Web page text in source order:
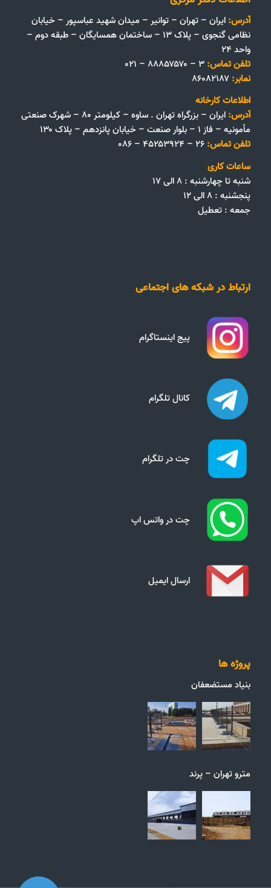
آدرس: ایران – تهران – توانیر – میدان شهید عباسپور – خیابان
نظامی گنجوی – پلاک ۱۳ – ساختمان همسایگان – طبقه دوم –
واحد ۲۴
تلفن تماس:
نمابر:
اطلاعات کارخانه
آدرس:
ایران – بزرگراه تهران . ساوه – کیلومتر ۸۰ – شهرک صنعتی
مأمونیه – فاز ۱ – بلوار صنعت – خیابان پانزدهم – پلاک ۱۳۰
تلفن تماس:
ساعات کاری
شنبه تا چهارشنبه : ۸ الی ۱۷
پنجشنبه : ۸ الی ۱۲
جمعه‌ :‌ تعطیل
ارتباط در شبکه های اجتماعی
پیج اینستاگرام
کانال تلگرام
چت در تلگرام
چت در واتس اپ
ارسال ایمیل
پروژه ها
بنیاد مستضعفان
مترو تهران – پرند